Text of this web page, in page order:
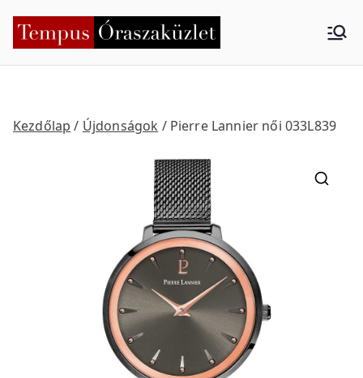
Tempus
küzlet
Kezdőlap / Újdonságok / Pierre Lannier női 033L839